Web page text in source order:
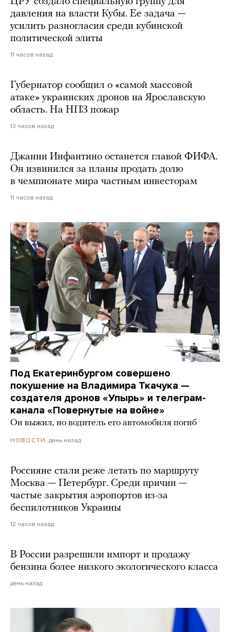
давления на власти Кубы. Ее задача —
усилить разногласия среди кубинской
политической элиты
11 часов назад
Губернатор сообщил о «самой массовой
атаке» украинских дронов на Ярославскую
область. На НПЗ пожар
13 часов назад
Джанни Инфантино останется главой ФИФА.
Он извинился за планы продать долю
в чемпионате мира частным инвесторам
11 часов назад
Под Екатеринбургом совершено
покушение на Владимира Ткачука —
создателя дронов «Упырь» и телеграм-
канала «Повернутые на войне»
Он выжил, но водитель его автомобиля погиб
НОВОСТИ день назад
Россияне стали реже летать по маршруту
Москва — Петербург. Среди причин —
частые закрытия аэропортов из-за
беспилотников Украины
12 часов назад
В России разрешили импорт и продажу
бензина более низкого экологического класса
день назад